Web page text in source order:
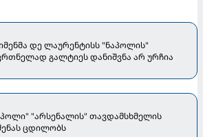
დე ლაურენტისს "ნაპოლის"
გალტიეს დანიშვნა არ ურჩია
"არსენალის" თავდამსხმელის
ცდილობს